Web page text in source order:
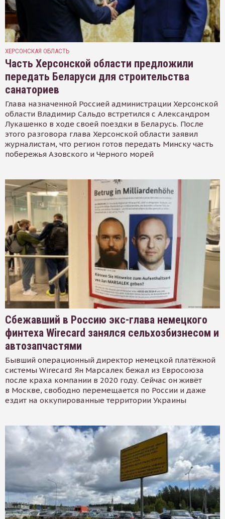
ХЕРСОНСКАЯ ОБЛАСТЬ
Часть Херсонской области предложили
передать Беларуси для строительства
санаториев
Глава назначенной Россией администрации Херсонской
области Владимир Сальдо встретился с Александром
Лукашенко в ходе своей поездки в Беларусь. После
этого разговора глава Херсонской области заявил
журналистам, что регион готов передать Минску часть
побережья Азовского и Черного морей
Сбежавший в Россию экс-глава немецкого
финтеха Wirecard занялся сельхозбизнесом и
автозапчастями
Бывший операционный директор немецкой платёжной
системы Wirecard Ян Марсалек бежал из Евросоюза
после краха компании в 2020 году. Сейчас он живёт
в Москве, свободно перемещается по России и даже
ездит на оккупированные территории Украины